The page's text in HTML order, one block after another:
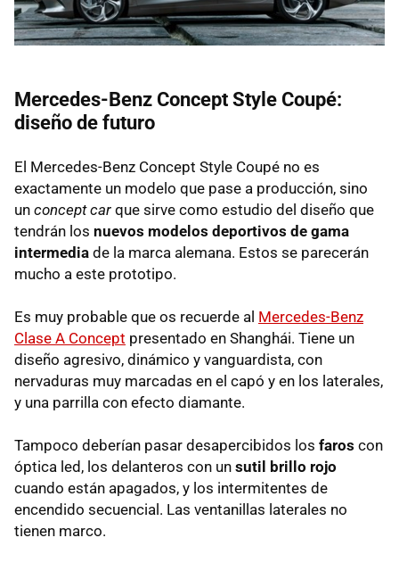
Mercedes-Benz Concept Style Coupé:
diseño de futuro
El Mercedes-Benz Concept Style Coupé no es
exactamente un modelo que pase a producción, sino
un concept car que sirve como estudio del diseño que
tendrán los nuevos modelos deportivos de gama
intermedia de la marca alemana. Estos se parecerán
mucho a este prototipo.
Es muy probable que os recuerde al Mercedes-Benz
Clase A Concept presentado en Shanghái. Tiene un
diseño agresivo, dinámico y vanguardista, con
nervaduras muy marcadas en el capó y en los laterales,
y una parrilla con efecto diamante.
Tampoco deberían pasar desapercibidos los faros con
óptica led, los delanteros con un sutil brillo rojo
cuando están apagados, y los intermitentes de
encendido secuencial. Las ventanillas laterales no
tienen marco.